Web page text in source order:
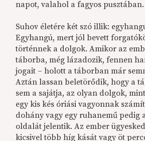
napot, valahol a fagyos pusztában.
Suhov életére két szó illik:
Egyhangú, mert jól bevett
történnek a dolgok. Amikor az
táborba, még lázadozik, fennen
jogait – holott a táborban már
Aztán lassan beletörődik, hogy a
sem a sajátja, az olyan dolgok,
egy kis kés óriási vagyonnak
dohány vagy egy ruhanemű pedig
oldalát jelentik. Az ember
kicsivel több híg kását vagy öt